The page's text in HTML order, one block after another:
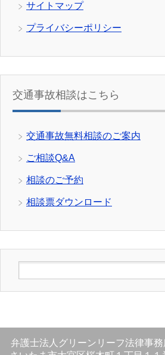
サイトマップ
プライバシーポリシー
交通事故相談はこちら
交通事故無料相談のご案内
ご相談Q&A
相談のご予約
相談票ダウンロード
弁護士法人グリーンリーフ法律事務